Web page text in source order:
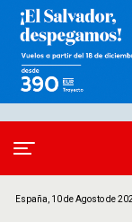
España, 10 de Agosto de